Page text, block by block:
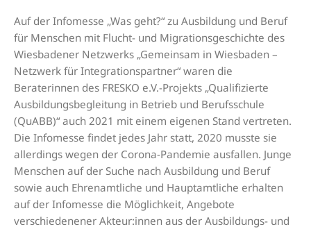
Auf der Infomesse „Was geht?“ zu Ausbildung und Beruf
für Menschen mit Flucht- und Migrationsgeschichte des
Wiesbadener Netzwerks „Gemeinsam in Wiesbaden –
Netzwerk für Integrationspartner“ waren die
Beraterinnen des FRESKO e.V.-Projekts „Qualifizierte
Ausbildungsbegleitung in Betrieb und Berufsschule
(QuABB)“ auch 2021 mit einem eigenen Stand vertreten.
Die Infomesse findet jedes Jahr statt, 2020 musste sie
allerdings wegen der Corona-Pandemie ausfallen. Junge
Menschen auf der Suche nach Ausbildung und Beruf
sowie auch Ehrenamtliche und Hauptamtliche erhalten
auf der Infomesse die Möglichkeit, Angebote
verschiedenener Akteur:innen aus der Ausbildungs- und